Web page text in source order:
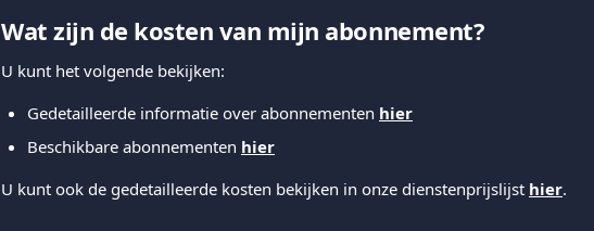
Wat zijn de kosten van mijn abonnement?
U kunt het volgende bekijken:
Gedetailleerde informatie over abonnementen hier
Beschikbare abonnementen hier
U kunt ook de gedetailleerde kosten bekijken in onze dienstenprijslijst hier.